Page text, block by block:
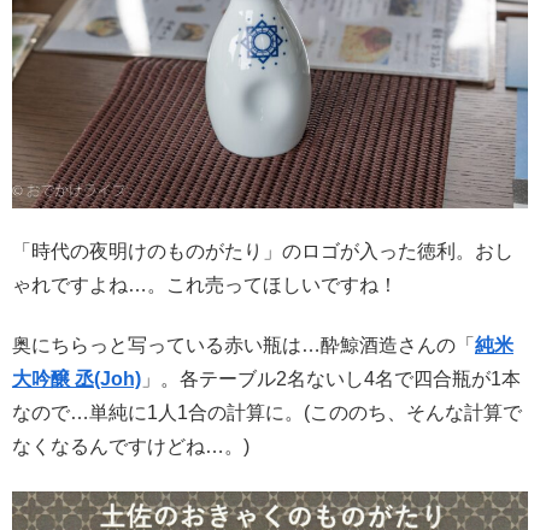
「時代の夜明けのものがたり」のロゴが入った徳利。おし
ゃれですよね…。これ売ってほしいですね！
奥にちらっと写っている赤い瓶は…酔鯨酒造さんの「 純米
大吟醸 丞(Joh) 」。各テーブル2名ないし4名で四合瓶が1本
なので…単純に1人1合の計算に。(こののち、そんな計算で
なくなるんですけどね…。)